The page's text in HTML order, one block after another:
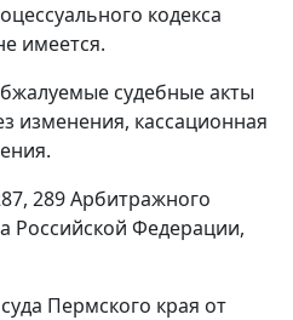
кодекса
имеется.
судебные акты
изменения, кассационная
, 289Арбитражного
Российской Федерации,
Пермского края от